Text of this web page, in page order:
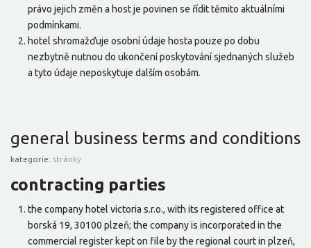
právo jejich změn a host je povinen se řídit těmito aktuálními
podmínkami.
hotel shromažďuje osobní údaje hosta pouze po dobu
nezbytně nutnou do ukončení poskytování sjednaných služeb
a tyto údaje neposkytuje dalším osobám.
general business terms and conditions
kategorie: stránky
contracting parties
the company hotel victoria s.r.o., with its registered office at
borská 19, 30100 plzeň; the company is incorporated in the
commercial register kept on file by the regional court in plzeň,